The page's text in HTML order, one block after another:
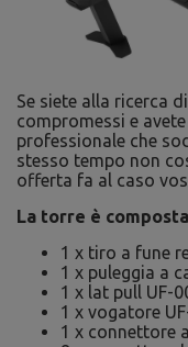
Se siete alla ricerca
compromessi e
professionale che
stesso tempo non
offerta fa al caso
La torre è
1 x tiro a fune
1 x puleggia a
1 x lat pull UF-
1 x vogatore
1 x connettore